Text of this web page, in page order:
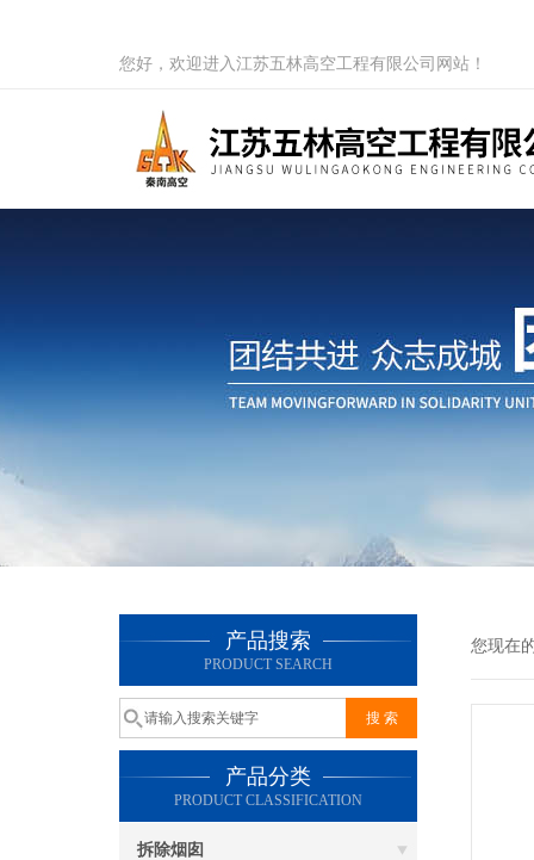
您好，欢迎进入江苏五林高空工程有限公司网站！
产品搜索
PRODUCT SEARCH
产品分类
PRODUCT CLASSIFICATION
拆除烟囱
您现在